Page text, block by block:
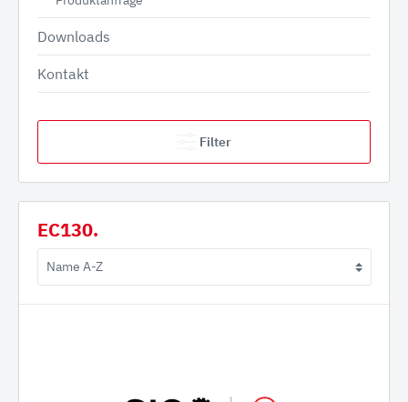
Downloads
Kontakt
Filter
EC130.